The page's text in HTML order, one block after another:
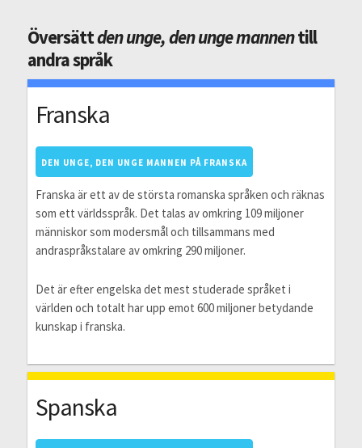
Översättden unge, den unge mannentill
andra språk
Franska
DEN UNGE, DEN UNGE MANNEN PÅ FRANSKA
Franska är ett av de största romanska språken och räknas
som ett världsspråk. Det talas av omkring 109 miljoner
människor som modersmål och tillsammans med
andraspråkstalare av omkring 290 miljoner.
Det är efter engelska det mest studerade språket i
världen och totalt har upp emot 600 miljoner betydande
kunskap i franska.
Spanska